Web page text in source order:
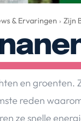
& Ervaringen Zijn
en groenten.
reden
ze snelle